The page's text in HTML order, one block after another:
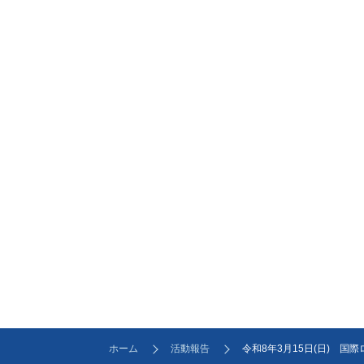
ホーム 活動報告 令和8年3月15日(日) 国際